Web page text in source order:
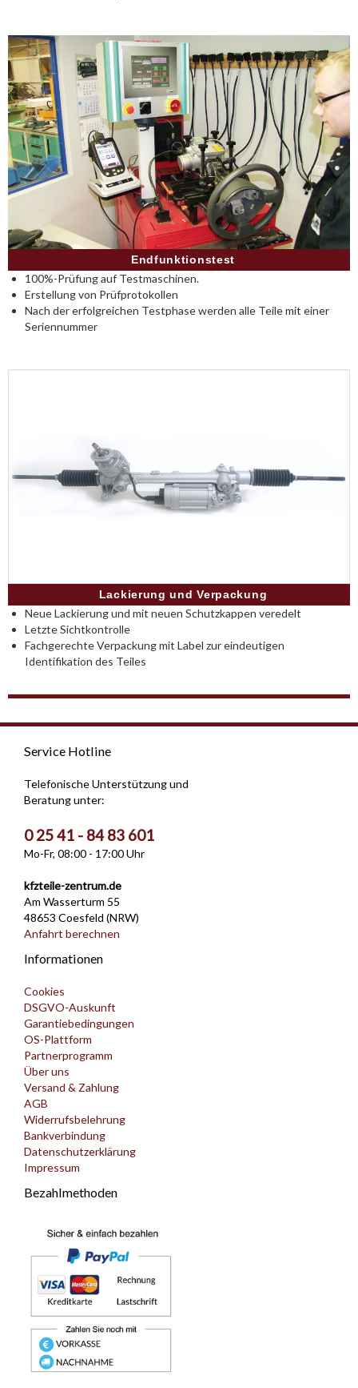
Endfunktionstest
100%-Prüfung auf Testmaschinen.
Erstellung von Prüfprotokollen
Nach der erfolgreichen Testphase werden alle Teile mit einer
Seriennummer
Lackierung und Verpackung
Neue Lackierung und mit neuen Schutzkappen veredelt
Letzte Sichtkontrolle
Fachgerechte Verpackung mit Label zur eindeutigen
Identifikation des Teiles
Service Hotline
Telefonische Unterstützung und
Beratung unter:
0 25 41 - 84 83 601
Mo-Fr, 08:00 - 17:00 Uhr
kfzteile-zentrum.de
Am Wasserturm 55
48653 Coesfeld (NRW)
Anfahrt berechnen
Informationen
Cookies
DSGVO-Auskunft
Garantiebedingungen
OS-Plattform
Partnerprogramm
Über uns
Versand & Zahlung
AGB
Widerrufsbelehrung
Bankverbindung
Datenschutzerklärung
Impressum
Bezahlmethoden